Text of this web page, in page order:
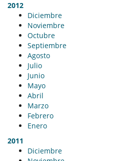
2012
Diciembre
Noviembre
Octubre
Septiembre
Agosto
Julio
Junio
Mayo
Abril
Marzo
Febrero
Enero
2011
Diciembre